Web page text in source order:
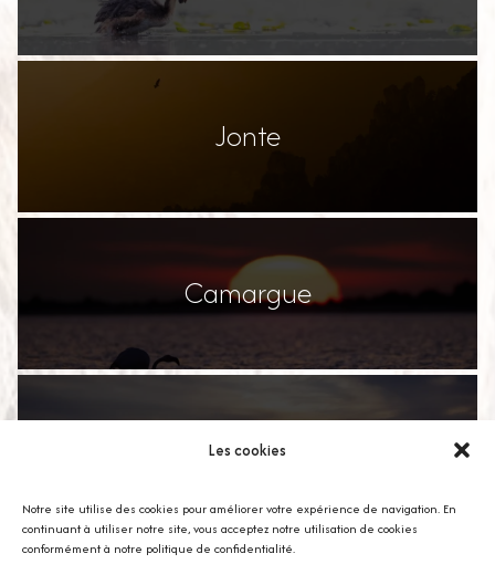
Les cookies
Notre site utilise des cookies pour améliorer votre expérience de navigation. En
continuant à utiliser notre site, vous acceptez notre utilisation de cookies
conformément à notre politique de confidentialité.
Jonte
Camargue
Yellowstone